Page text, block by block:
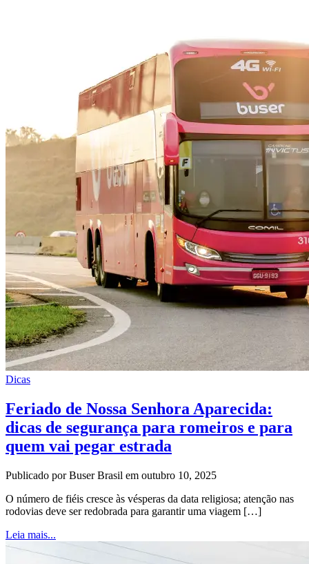
Dicas
Feriado de Nossa Senhora Aparecida:
dicas de segurança para romeiros e para
quem vai pegar estrada
Publicado por Buser Brasil em outubro 10, 2025
O número de fiéis cresce às vésperas da data religiosa; atenção nas
rodovias deve ser redobrada para garantir uma viagem […]
Leia mais...